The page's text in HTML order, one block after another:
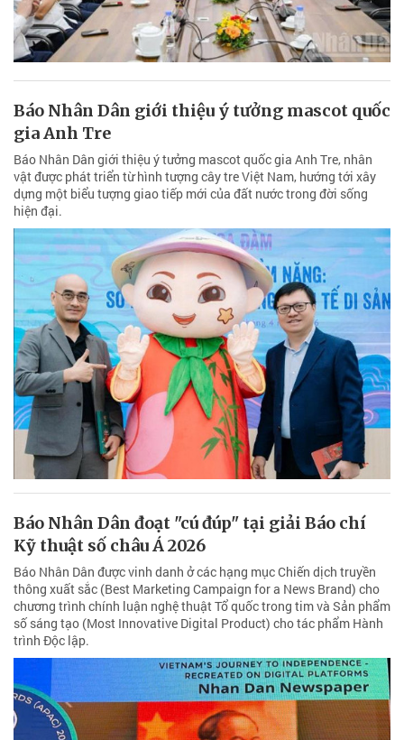
Báo Nhân Dân giới thiệu ý tưởng mascot quốc
gia Anh Tre
Báo Nhân Dân giới thiệu ý tưởng mascot quốc gia Anh Tre, nhân
vật được phát triển từ hình tượng cây tre Việt Nam, hướng tới xây
dựng một biểu tượng giao tiếp mới của đất nước trong đời sống
hiện đại.
Báo Nhân Dân đoạt "cú đúp" tại giải Báo chí
Kỹ thuật số châu Á 2026
Báo Nhân Dân được vinh danh ở các hạng mục Chiến dịch truyền
thông xuất sắc (Best Marketing Campaign for a News Brand) cho
chương trình chính luận nghệ thuật Tổ quốc trong tim và Sản phẩm
số sáng tạo (Most Innovative Digital Product) cho tác phẩm Hành
trình Độc lập.